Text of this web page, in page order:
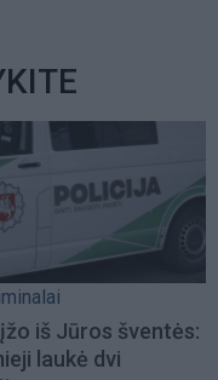
iš Jūros šventės:
laukė dvi